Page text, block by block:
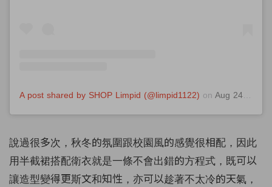
A post shared by SHOP Limpid (@limpid1122) on Aug 24, 2020 at 5:31am PDT
說過很多次，秋冬的氛圍跟校園風的感覺很相配，因此
用半截裙搭配衛衣就是一條不會出錯的方程式，既可以
讓造型變得更斯文和知性，亦可以趁著不太冷的天氣，